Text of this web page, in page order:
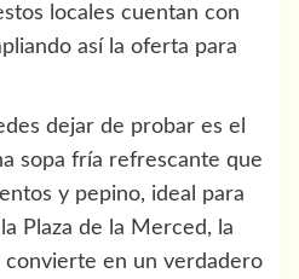
locales cuentan con
así la oferta para
dejar de probar es el
sopa fría refrescante que
y pepino, ideal para
Plaza de la Merced, la
convierte en un verdadero